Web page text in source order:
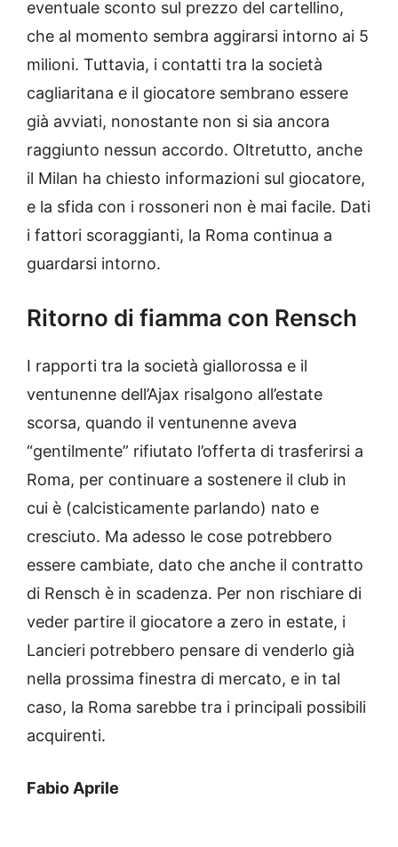
eventuale sconto sul prezzo del cartellino,
che al momento sembra aggirarsi intorno ai 5
milioni. Tuttavia, i contatti tra la società
cagliaritana e il giocatore sembrano essere
già avviati, nonostante non si sia ancora
raggiunto nessun accordo. Oltretutto, anche
il Milan ha chiesto informazioni sul giocatore,
e la sfida con i rossoneri non è mai facile. Dati
i fattori scoraggianti, la Roma continua a
guardarsi intorno.
Ritorno di fiamma con Rensch
I rapporti tra la società giallorossa e il
ventunenne dell’Ajax risalgono all’estate
scorsa, quando il ventunenne aveva
“gentilmente” rifiutato l’offerta di trasferirsi a
Roma, per continuare a sostenere il club in
cui è (calcisticamente parlando) nato e
cresciuto. Ma adesso le cose potrebbero
essere cambiate, dato che anche il contratto
di Rensch è in scadenza. Per non rischiare di
veder partire il giocatore a zero in estate, i
Lancieri potrebbero pensare di venderlo già
nella prossima finestra di mercato, e in tal
caso, la Roma sarebbe tra i principali possibili
acquirenti.
Fabio Aprile